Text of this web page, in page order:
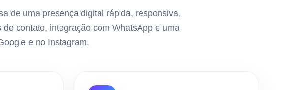
de uma presença digital rápida, responsiva,
contato, integração com WhatsApp e uma
e no Instagram.